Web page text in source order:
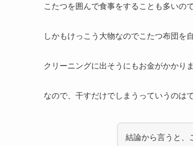
こたつを囲んで食事をすることも多いの
しかもけっこう大物なのでこたつ布団を
クリーニングに出そうにもお金がかかりま
なので、干すだけでしまうっていうのは
結論から言うと、